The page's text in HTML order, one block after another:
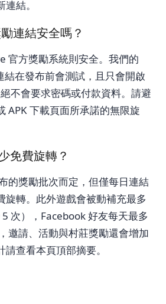
結。
連結安全嗎？
官方獎勵系統則安全。我們的
在發布前會測試，且只會開啟
不會要求密碼或付款資料。請避
APK 下載頁面所承諾的無限旋
免費旋轉？
的獎勵批次而定，但僅每日連結
旋轉。此外遊戲會被動補充最多
次），Facebook 好友每天最多
邀請、活動與村莊獎勵還會增加
查看本頁頂部摘要。